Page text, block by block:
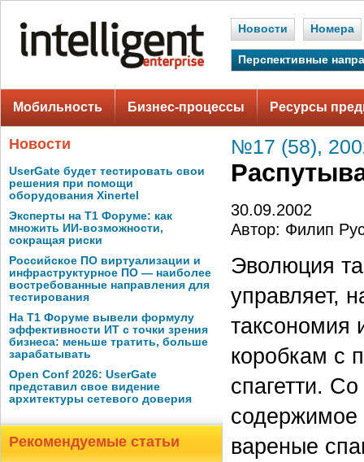
Новости Номера
Перспективные
Мобильность Бизнес-процессы Ресурсы
Новости
UserGate будет тестировать свои
решения при помощи
оборудования Xinertel
Эксперты на Т1 Форуме: как
множить ИИ-возможности,
сокращая риски
Российское ПО виртуализации и
инфраструктурное ПО — наиболее
востребованные направления для
тестирования
На Т1 Форуме вывели формулу
эффективности ИТ с точки зрения
бизнеса: меньше тратить, больше
зарабатывать
Open Conf 2026: UserGate
представил свое видение
архитектуры сетевого доверия
Рекомендуемые статьи
№17 (58),
30.09.2002
Автор: Филип
Эволюция
управляет,
таксономия
коробкам с
спагетти.
содержимое
вареные